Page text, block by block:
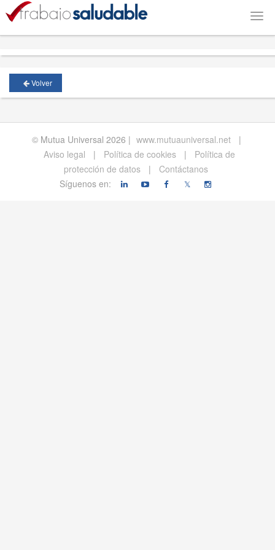
Volver
© Mutua Universal 2026 | www.mutuauniversal.net
|
Aviso legal
| Política de cookies |
Política de
protección de datos
|
Contáctanos
Síguenos en:
𝕏